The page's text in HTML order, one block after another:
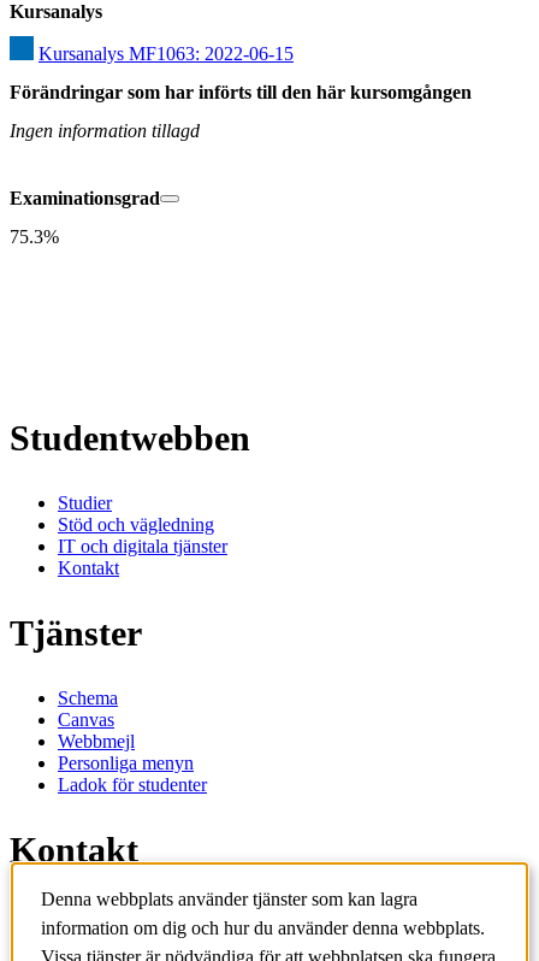
Kursanalys
Kursanalys MF1063: 2022-06-15
Förändringar som har införts till den här kursomgången
Ingen information tillagd
Examinationsgrad
75.3%
Studentwebben
Studier
Stöd och vägledning
IT och digitala tjänster
Kontakt
Tjänster
Schema
Canvas
Webbmejl
Personliga menyn
Ladok för studenter
Kontakt
Kontakta utbildningsprogram
Kontakta kurs
Denna webbplats använder tjänster som kan lagra
information om dig och hur du använder denna webbplats.
Vissa tjänster är nödvändiga för att webbplatsen ska fungera